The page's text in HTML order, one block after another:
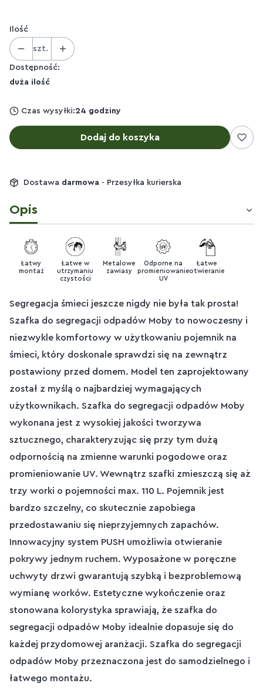
Ilość
szt.
Dostępność:
duża ilość
Czas wysyłki:24 godziny
Dodaj do koszyka
Dostawa darmowa - Przesyłka kurierska
Opis
Łatwy
montaż
Łatwe w
utrzymaniu
czystości
Metalowe
zawiasy
Odporne na
promieniowanie
UV
Łatwe
otwieranie
Segregacja śmieci jeszcze nigdy nie była tak prosta!
Szafka do segregacji odpadów Moby to nowoczesny i
niezwykle komfortowy w użytkowaniu pojemnik na
śmieci, który doskonale sprawdzi się na zewnątrz
postawiony przed domem. Model ten zaprojektowany
został z myślą o najbardziej wymagających
użytkownikach. Szafka do segregacji odpadów Moby
wykonana jest z wysokiej jakości tworzywa
sztucznego, charakteryzując się przy tym dużą
odpornością na zmienne warunki pogodowe oraz
promieniowanie UV. Wewnątrz szafki zmieszczą się aż
trzy worki o pojemności max. 110 L. Pojemnik jest
bardzo szczelny, co skutecznie zapobiega
przedostawaniu się nieprzyjemnych zapachów.
Innowacyjny system PUSH umożliwia otwieranie
pokrywy jednym ruchem. Wyposażone w poręczne
uchwyty drzwi gwarantują szybką i bezproblemową
wymianę worków. Estetyczne wykończenie oraz
stonowana kolorystyka sprawiają, że szafka do
segregacji odpadów Moby idealnie dopasuje się do
każdej przydomowej aranżacji. Szafka do segregacji
odpadów Moby przeznaczona jest do samodzielnego i
łatwego montażu.